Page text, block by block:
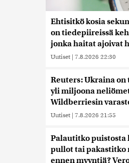
Ehtisitkö kosia
on tiedepiireissä
jonka haitat ajoivat
Uutiset | 7.8.2026 22:30
Reuters: Ukraina
yli miljoona
Wildberriesin
Uutiset | 7.8.2026 21:55
Palautitko puistosta
pullot tai pakastitko
ennen myyntiä?